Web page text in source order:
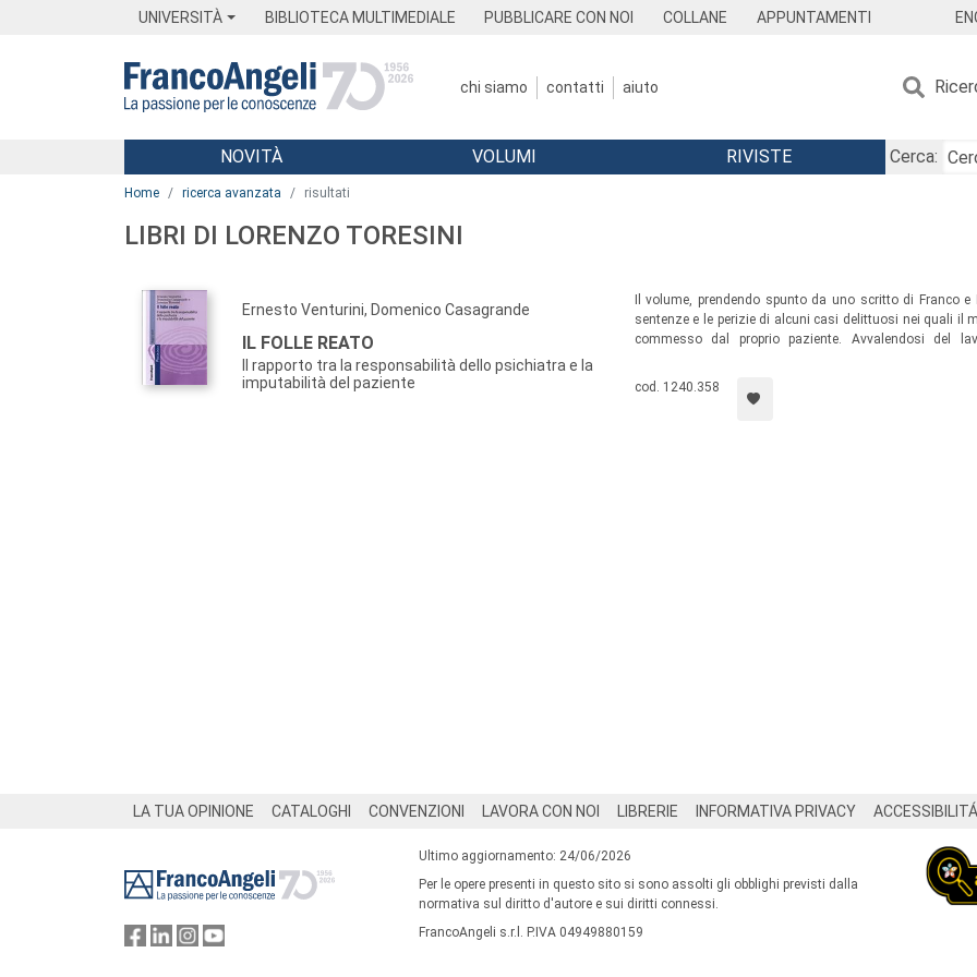
UNIVERSITÀ BIBLIOTECA MULTIMEDIALE PUBBLICARE CON NOI COLLANE APPUNTAMENTI
chi siamo contatti aiuto
Menu
NOVITÀ VOLUMI RIVISTE
Cerca:
Home ricerca avanzata risultati
LIBRI DI LORENZO TORESINI
Ernesto Venturini, Domenico Casagrande
IL FOLLE REATO
Il rapporto tra la responsabilità dello psichiatra e la
imputabilità del paziente
Il volume, prendendo spunto da uno scritto di Franco
sentenze e le perizie di alcuni casi delittuosi nei quali il
commesso dal proprio paziente. Avvalendosi del
prezioso riferimento per tutti coloro che lavorano in
cod. 1240.358
LA TUA OPINIONE CATALOGHI CONVENZIONI LAVORA CON NOI LIBRERIE INFORMATIVA PRIVACY ACCESSIBILITÁ
Ultimo aggiornamento: 24/06/2026
Per le opere presenti in questo sito si sono assolti gli obblighi previsti dalla
normativa sul diritto d'autore e sui diritti connessi.
FrancoAngeli s.r.l. P.IVA 04949880159